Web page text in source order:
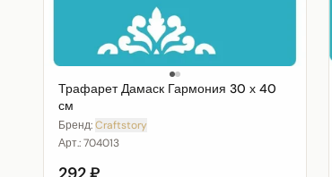
Трафарет Дамаск Гармония 30 х 40
см
Бренд:Craftstory
Арт.:704013